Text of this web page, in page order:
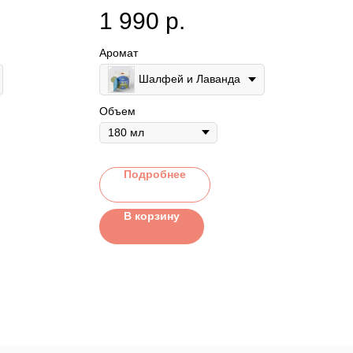
аромат белого шалфея и
лаванды.
1 990 р.
Аромат
Шалфей и Лаванда
Объем
Подробнее
В корзину